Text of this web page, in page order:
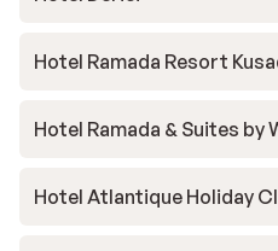
Hotel Ramada Resort
Hotel Ramada & Suites by
Hotel Atlantique Holiday